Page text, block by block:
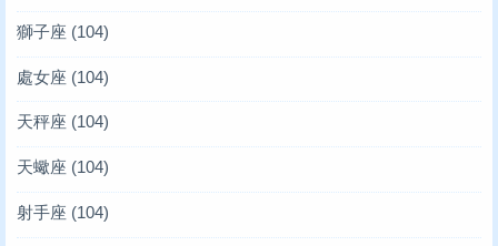
獅子座 (104)
處女座 (104)
天秤座 (104)
天蠍座 (104)
射手座 (104)